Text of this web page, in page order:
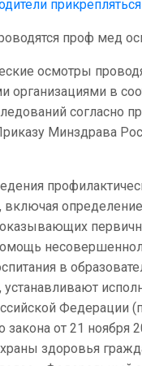
проф мед
осмотры
организациями в
согласно
Минздрава
включая
оказывающих
в
устанавливают
Федерации
закона от 21 ноября
здоровья